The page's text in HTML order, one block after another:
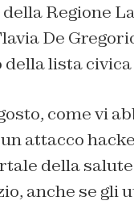
Regione
De
lista civica
come vi
attacco
della
anche se gli